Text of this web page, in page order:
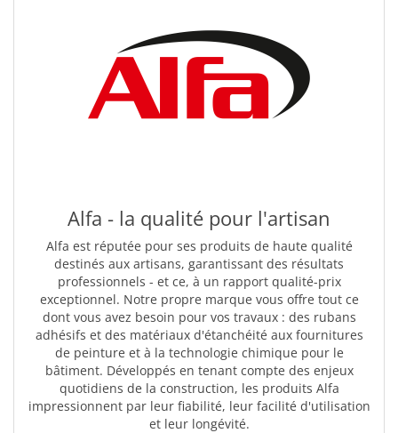
Alfa - la qualité pour l'artisan
Alfa est réputée pour ses produits de haute qualité
destinés aux artisans, garantissant des résultats
professionnels - et ce, à un rapport qualité-prix
exceptionnel. Notre propre marque vous offre tout ce
dont vous avez besoin pour vos travaux : des rubans
adhésifs et des matériaux d'étanchéité aux fournitures
de peinture et à la technologie chimique pour le
bâtiment. Développés en tenant compte des enjeux
quotidiens de la construction, les produits Alfa
impressionnent par leur fiabilité, leur facilité d'utilisation
et leur longévité.